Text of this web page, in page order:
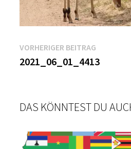
VORHERIGER BEITRAG
Beitrag:
2021_06_01_4413
DAS KÖNNTEST DU